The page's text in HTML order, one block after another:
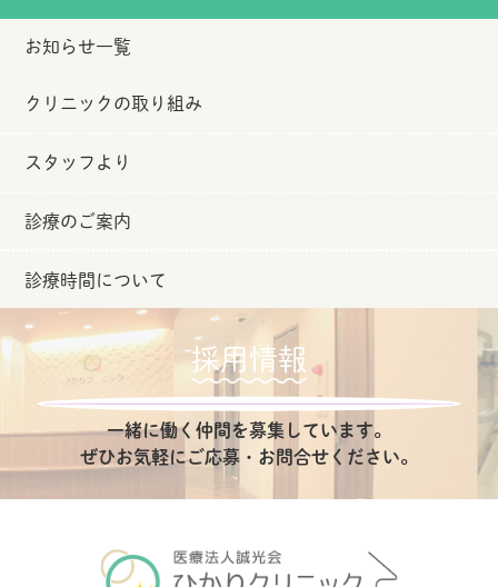
お知らせ一覧
クリニックの取り組み
スタッフより
診療のご案内
診療時間について
採用情報
一緒に働く仲間を募集しています。
ぜひお気軽にご応募・お問合せください。